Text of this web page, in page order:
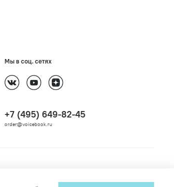
Мы в соц. сетях
+7 (495) 649-82-45
order@voicebook.ru